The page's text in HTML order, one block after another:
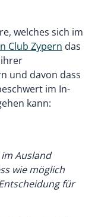
welches sich im
Club Zypern das
und davon dass
im In-
kann:
Ausland
wie möglich
für